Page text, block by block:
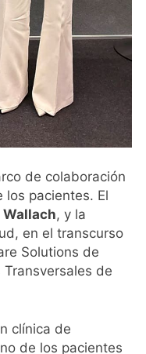
de colaboración
los pacientes. El
, y la
en el transcurso
Solutions de
de
clínica de
de los pacientes